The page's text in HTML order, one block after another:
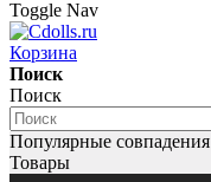
Toggle Nav
Корзина
Поиск
Поиск
Популярные совпадения
Товары